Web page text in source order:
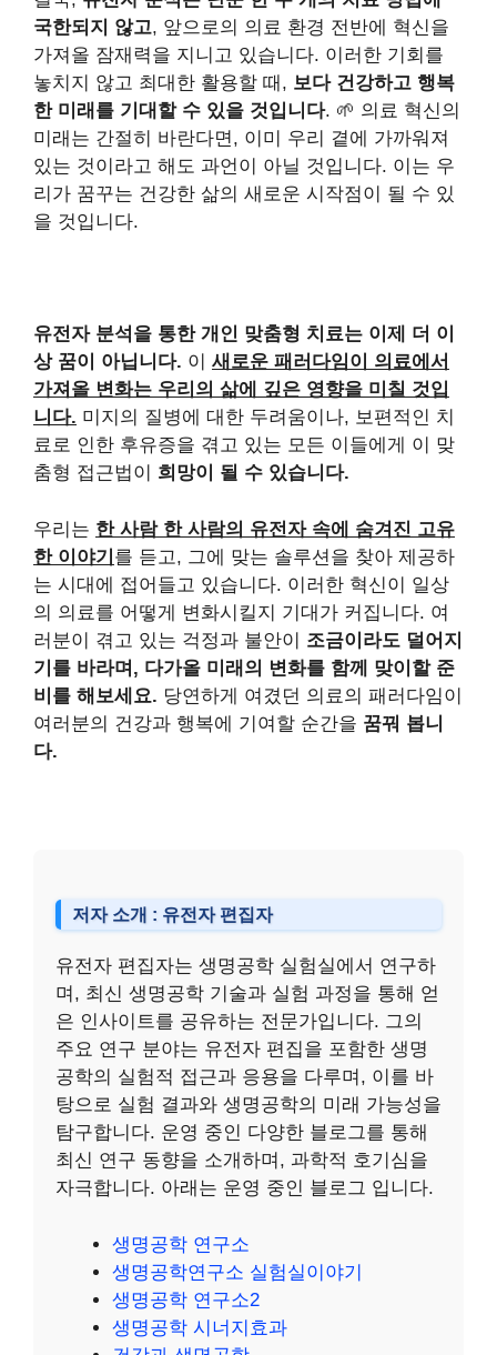
국한되지 않고, 앞으로의 의료 환경 전반에 혁신을
가져올 잠재력을 지니고 있습니다. 이러한 기회를
놓치지 않고 최대한 활용할 때, 보다 건강하고 행복
한 미래를 기대할 수 있을 것입니다. 🌱 의료 혁신의
미래는 간절히 바란다면, 이미 우리 곁에 가까워져
있는 것이라고 해도 과언이 아닐 것입니다. 이는 우
리가 꿈꾸는 건강한 삶의 새로운 시작점이 될 수 있
을 것입니다.
유전자 분석을 통한 개인 맞춤형 치료는 이제 더 이
상 꿈이 아닙니다. 이 새로운 패러다임이 의료에서
가져올 변화는 우리의 삶에 깊은 영향을 미칠 것입
니다. 미지의 질병에 대한 두려움이나, 보편적인 치
료로 인한 후유증을 겪고 있는 모든 이들에게 이 맞
춤형 접근법이 희망이 될 수 있습니다.
우리는 한 사람 한 사람의 유전자 속에 숨겨진 고유
한 이야기 를 듣고, 그에 맞는 솔루션을 찾아 제공하
는 시대에 접어들고 있습니다. 이러한 혁신이 일상
의 의료를 어떻게 변화시킬지 기대가 커집니다. 여
러분이 겪고 있는 걱정과 불안이 조금이라도 덜어지
기를 바라며, 다가올 미래의 변화를 함께 맞이할 준
비를 해보세요. 당연하게 여겼던 의료의 패러다임이
여러분의 건강과 행복에 기여할 순간을 꿈꿔 봅니
다.
저자 소개 : 유전자 편집자
유전자 편집자는 생명공학 실험실에서 연구하
며, 최신 생명공학 기술과 실험 과정을 통해 얻
은 인사이트를 공유하는 전문가입니다. 그의
주요 연구 분야는 유전자 편집을 포함한 생명
공학의 실험적 접근과 응용을 다루며, 이를 바
탕으로 실험 결과와 생명공학의 미래 가능성을
탐구합니다. 운영 중인 다양한 블로그를 통해
최신 연구 동향을 소개하며, 과학적 호기심을
자극합니다. 아래는 운영 중인 블로그 입니다.
생명공학 연구소
생명공학연구소 실험실이야기
생명공학 연구소2
생명공학 시너지효과